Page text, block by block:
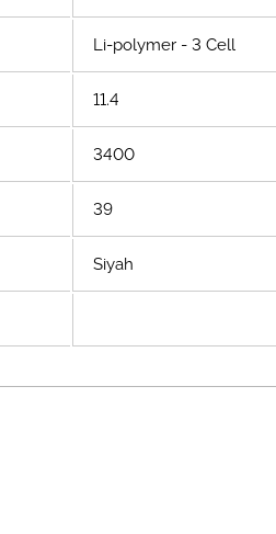
Li-polymer - 3 Cell
11.4
3400
39
Siyah